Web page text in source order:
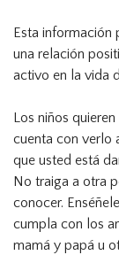
Esta información
una relación
activo en la vida
Los niños
cuenta con verlo
que usted está
No traiga a otra
conocer.
cumpla con los
mamá y papá u